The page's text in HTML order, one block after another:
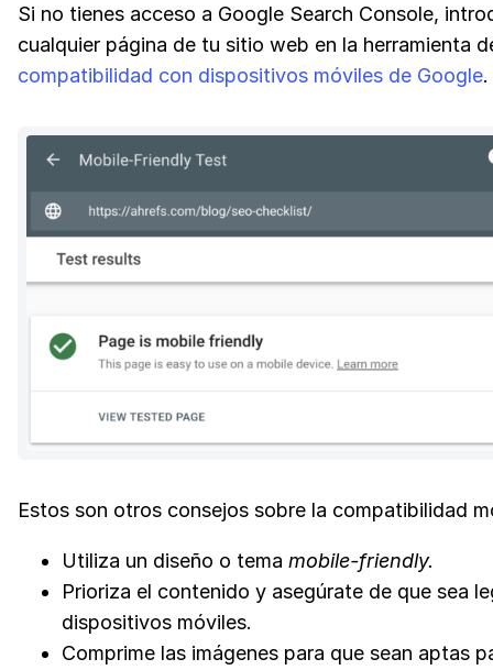
Si no tienes acceso a Google Search Console,
cualquier página de tu sitio web en la herramienta
compatibilidad con dispositivos móviles de Google.
Estos son otros consejos sobre la compatibilidad
Utiliza un diseño o tema mobile-friendly.
Prioriza el contenido y asegúrate de que sea
dispositivos móviles.
Comprime las imágenes para que sean aptas